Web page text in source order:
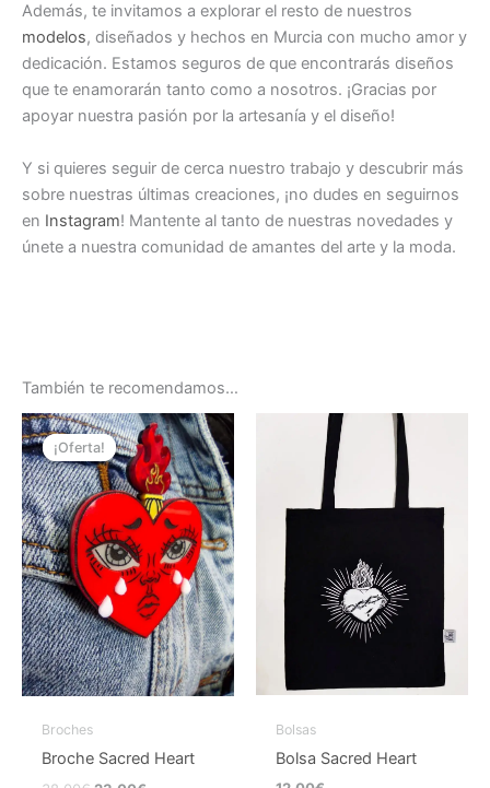
Además, te invitamos a explorar el resto de nuestros
modelos, diseñados y hechos en Murcia con mucho amor y
dedicación. Estamos seguros de que encontrarás diseños
que te enamorarán tanto como a nosotros. ¡Gracias por
apoyar nuestra pasión por la artesanía y el diseño!
Y si quieres seguir de cerca nuestro trabajo y descubrir más
sobre nuestras últimas creaciones, ¡no dudes en seguirnos
en Instagram! Mantente al tanto de nuestras novedades y
únete a nuestra comunidad de amantes del arte y la moda.
También te recomendamos…
¡Oferta!
¡Oferta!
Broches
Broche Sacred Heart
El
precio
original
era:
38,00€.
El
precio
actual
es:
23,00€.
Bolsas
Bolsa Sacred Heart